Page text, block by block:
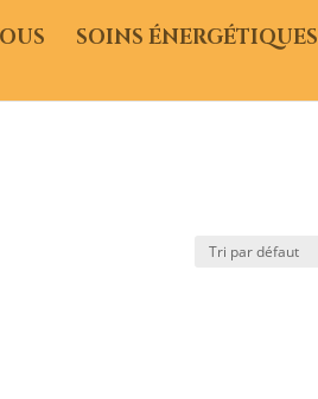
SOINS ÉNERGÉTIQUES